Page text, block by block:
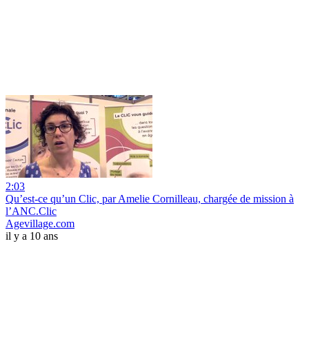
2:03
Qu’est-ce qu’un Clic, par Amelie Cornilleau, chargée de mission à
l’ANC.Clic
Agevillage.com
il y a 10 ans